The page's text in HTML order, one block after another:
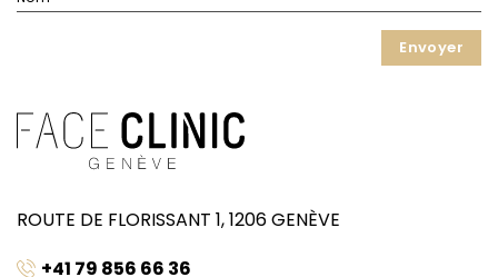
ROUTE DE FLORISSANT 1, 1206 GENÈVE
+41 79 856 66 36